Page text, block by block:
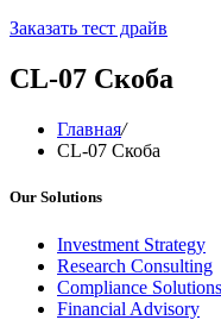
Заказать тест драйв
CL-07 Скоба
Главная/
CL-07 Скоба
Our Solutions
Investment Strategy
Research Consulting
Compliance Solutions
Financial Advisory